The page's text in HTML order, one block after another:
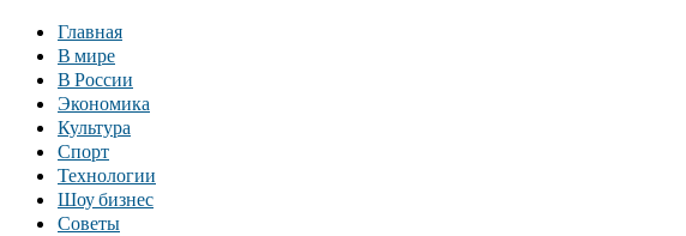
Главная
В мире
В России
Экономика
Культура
Спорт
Технологии
Шоу бизнес
Советы